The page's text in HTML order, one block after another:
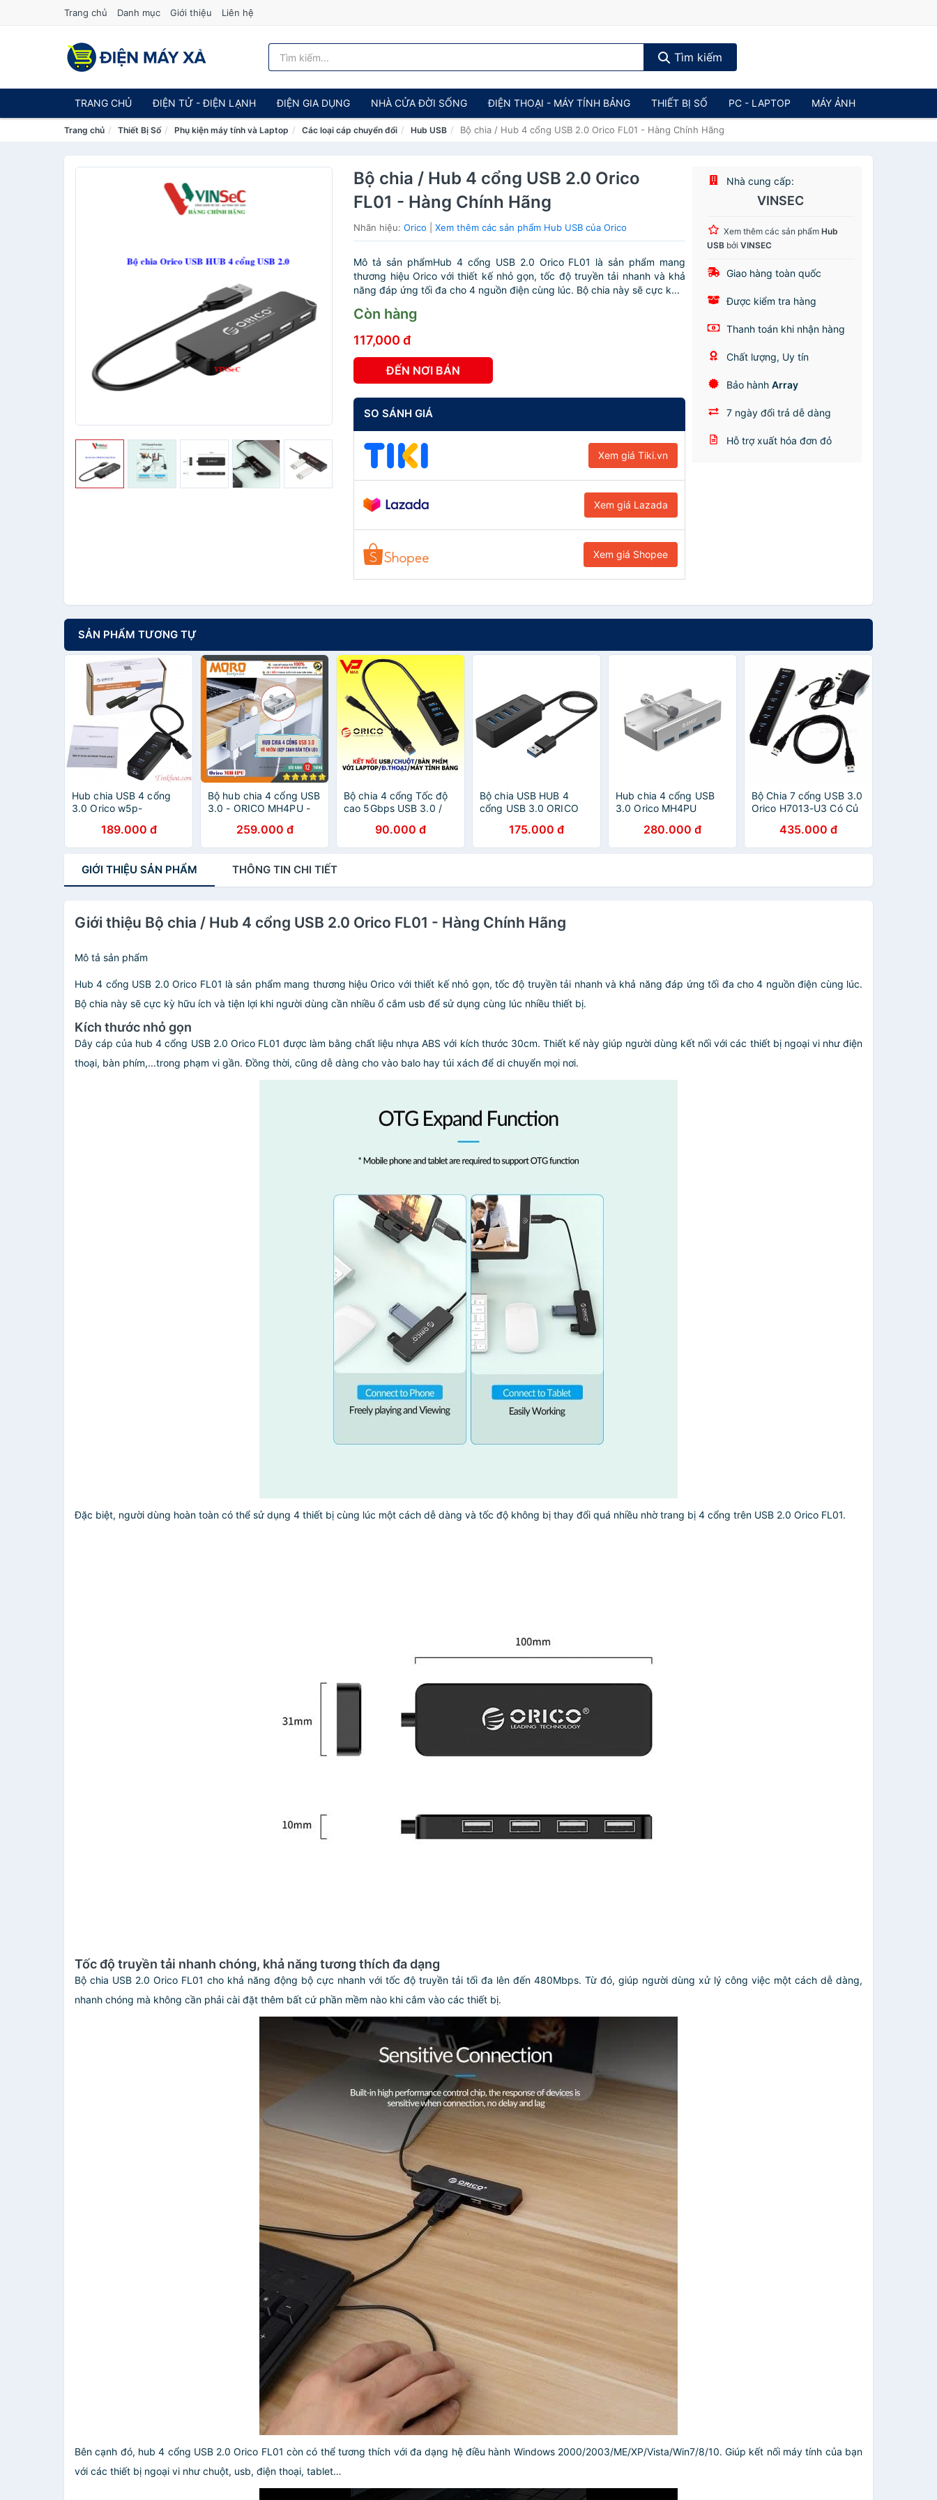
Trang chủ Danh mục Giới thiệu Liên hệ
Tìm kiếm
TRANG CHỦ ĐIỆN TỬ - ĐIỆN LẠNH ĐIỆN GIA DỤNG NHÀ CỬA ĐỜI SỐNG ĐIỆN THOẠI - MÁY TÍNH BẢNG THIẾT BỊ SỐ PC - LAPTOP MÁY ẢNH
Trang chủ Thiết Bị Số Phụ kiện máy tính và Laptop Các loại cáp chuyển đổi Hub USB Bộ chia / Hub 4 cổng USB 2.0 Orico FL01 - Hàng Chính Hãng
Bộ chia / Hub 4 cổng USB 2.0 Orico
FL01 - Hàng Chính Hãng
Nhãn hiệu:Orico |Xem thêm các sản phẩm Hub USB của Orico
Mô tả sản phẩmHub 4 cổng USB 2.0 Orico FL01 là sản phẩm mang
thương hiệu Orico với thiết kế nhỏ gọn, tốc độ truyền tải nhanh và khả
năng đáp ứng tối đa cho 4 nguồn điện cùng lúc. Bộ chia này sẽ cực k...
Còn hàng
117,000 đ
ĐẾN NƠI BÁN
SO SÁNH GIÁ
Xem giá Tiki.vn
Xem giá Lazada
Xem giá Shopee
Nhà cung cấp:
VINSEC
Xem thêm các sản phẩmHub
USB bởiVINSEC
Giao hàng toàn quốc
Được kiểm tra hàng
Thanh toán khi nhận hàng
Chất lượng, Uy tín
Bảo hànhArray
7 ngày đổi trả dễ dàng
Hỗ trợ xuất hóa đơn đỏ
SẢN PHẨM TƯƠNG TỰ
Hub chia USB 4 cổng
3.0 Orico w5p-
189.000 đ
Bộ hub chia 4 cổng USB
3.0 - ORICO MH4PU -
1 đổi 1 !!!259.000 đ
Bộ chia 4 cổng Tốc độ
cao 5Gbps USB 3.0 /
OTG cho điện thoại
90.000 đ
Bộ chia USB HUB 4
cổng USB 3.0 ORICO
Phối Chính Hãng
175.000 đ
Hub chia 4 cổng USB
3.0 Orico MH4PU
280.000 đ
Bộ Chia 7 cổng USB 3.0
Orico H7013-U3 Có Củ
USB 7 Port - Bảo Hành
12 Tháng Đổi Mới
435.000 đ
GIỚI THIỆU SẢN PHẨM THÔNG TIN CHI TIẾT
Giới thiệu Bộ chia / Hub 4 cổng USB 2.0 Orico FL01 - Hàng Chính Hãng
Mô tả sản phẩm
Hub 4 cổng USB 2.0 Orico FL01 là sản phẩm mang thương hiệu Orico với thiết kế nhỏ gọn, tốc độ truyền tải nhanh và khả năng đáp ứng tối đa cho 4 nguồn điện cùng lúc.
Bộ chia này sẽ cực kỳ hữu ích và tiện lợi khi người dùng cần nhiều ổ cắm usb để sử dụng cùng lúc nhiều thiết bị.
Kích thước nhỏ gọn
Dây cáp của hub 4 cổng USB 2.0 Orico FL01 được làm bằng chất liệu nhựa ABS với kích thước 30cm. Thiết kế này giúp người dùng kết nối với các thiết bị ngoại vi như điện
thoại, bàn phím,...trong phạm vi gần. Đồng thời, cũng dễ dàng cho vào balo hay túi xách để di chuyển mọi nơi.
Đặc biệt, người dùng hoàn toàn có thể sử dụng 4 thiết bị cùng lúc một cách dễ dàng và tốc độ không bị thay đổi quá nhiều nhờ trang bị 4 cổng trên USB 2.0 Orico FL01.
Tốc độ truyền tải nhanh chóng, khả năng tương thích đa dạng
Bộ chia USB 2.0 Orico FL01 cho khả năng động bộ cực nhanh với tốc độ truyền tải tối đa lên đến 480Mbps. Từ đó, giúp người dùng xử lý công việc một cách dễ dàng,
nhanh chóng mà không cần phải cài đặt thêm bất cứ phần mềm nào khi cắm vào các thiết bị.
Bên cạnh đó, hub 4 cổng USB 2.0 Orico FL01 còn có thể tương thích với đa dạng hệ điều hành Windows 2000/2003/ME/XP/Vista/Win7/8/10. Giúp kết nối máy tính của bạn
với các thiết bị ngoại vi như chuột, usb, điện thoại, tablet…